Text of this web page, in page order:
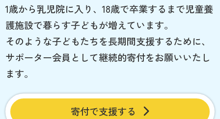
1歳から乳児院に入り、18歳で卒業するまで児童養
護施設で暮らす子どもが増えています。
そのような子どもたちを長期間支援するために、
サポーター会員として継続的寄付をお願いいたし
ます。
寄付で支援する